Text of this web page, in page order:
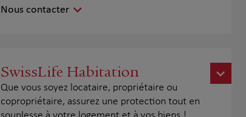
Nous contacter
SwissLife Habitation
Que vous soyez locataire, propriétaire ou
copropriétaire, assurez une protection tout en